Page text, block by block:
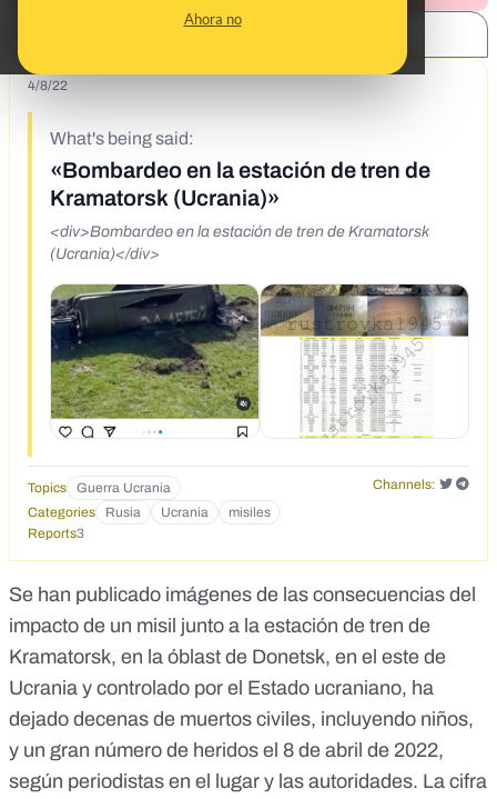
Ahora no
4/8/22
What's being said:
«Bombardeo en la estación de tren de
Kramatorsk (Ucrania)»
<div>Bombardeo en la estación de tren de Kramatorsk
(Ucrania)</div>
Topics Guerra Ucrania
Channels:
Categories
Rusia Ucrania
misiles
Reports3
Se han publicado imágenes de las consecuencias del
impacto de un misil junto a la estación de tren de
Kramatorsk, en la óblast de Donetsk, en el este de
Ucrania y controlado por el Estado ucraniano, ha
dejado decenas de muertos civiles, incluyendo niños,
y un gran número de heridos el 8 de abril de 2022,
según periodistas en el lugar y las autoridades. La cifra